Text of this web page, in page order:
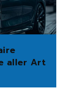
aller Art